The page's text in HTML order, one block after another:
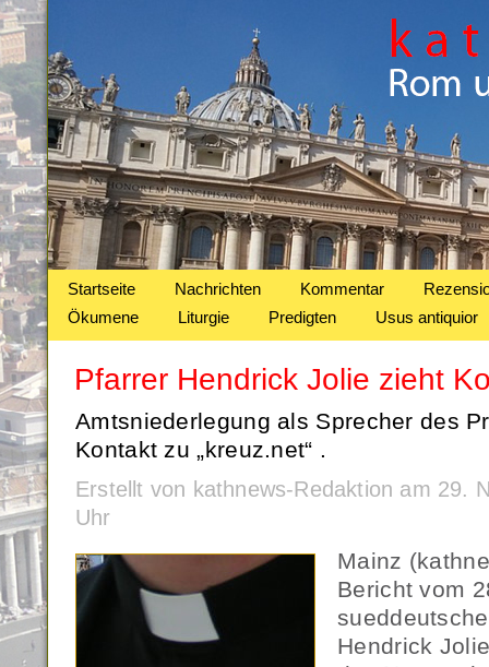
Startseite Nachrichten Kommentar
Ökumene
Liturgie Predigten Usus antiquior
Pfarrer Hendrick Jolie zieht
Amtsniederlegung als Sprecher des
Kontakt zu „kreuz.net“ .
Erstellt von kathnews-Redaktion am 29.
Uhr
Mainz
Bericht vom
Hendrick